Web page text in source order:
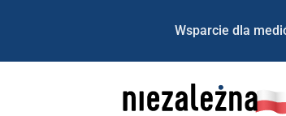
Wsparcie dla